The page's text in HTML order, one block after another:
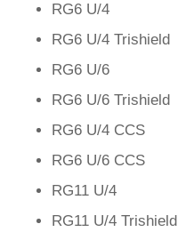
RG6 U/4
RG6 U/4 Trishield
RG6 U/6
RG6 U/6 Trishield
RG6 U/4 CCS
RG6 U/6 CCS
RG11 U/4
RG11 U/4 Trishield